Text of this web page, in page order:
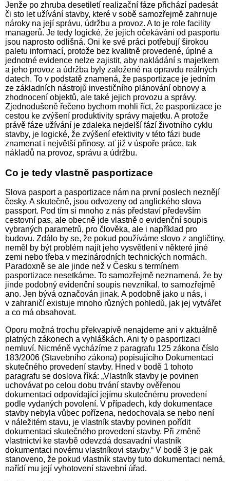
Jenže po zhruba desetiletí realizační fáze přichází padesát
či sto let užívání stavby, které v sobě samozřejmě zahrnuje
nároky na její správu, údržbu a provoz. A to je role facility
managerů. Je tedy logické, že jejich očekávání od pasportu
jsou naprosto odlišná. Oni ke své práci potřebují širokou
paletu informací, protože bez kvalitně provedené, úplné a
jednotné evidence nelze zajistit, aby nakládání s majetkem
a jeho provoz a údržba byly založené na opravdu reálných
datech. To v podstatě znamená, že pasportizace je jedním
ze základních nástrojů investičního plánování obnovy a
zhodnocení objektů, ale také jejich provozu a správy.
Zjednodušeně řečeno bychom mohli říct, že pasportizace je
cestou ke zvýšení produktivity správy majetku. A protože
právě fáze užívání je zdaleka nejdelší fází životního cyklu
stavby, je logické, že zvýšení efektivity v této fázi bude
znamenat i největší přínosy, ať již v úspoře práce, tak
nákladů na provoz, správu a údržbu.
Co je tedy vlastně pasportizace
Slova pasport a pasportizace nám na první poslech neznějí
česky. A skutečně, jsou odvozeny od anglického slova
passport. Pod tím si mnoho z nás představí především
cestovní pas, ale obecně jde vlastně o evidenční soupis
vybraných parametrů, pro člověka, ale i například pro
budovu. Zdálo by se, že pokud používáme slovo z angličtiny,
neměl by být problém najít jeho vysvětlení v některé jiné
zemi nebo třeba v mezinárodních technických normách.
Paradoxně se ale jinde než v Česku s termínem
pasportizace nesetkáme. To samozřejmě neznamená, že by
jinde podobný evidenční soupis nevznikal, to samozřejmě
ano. Jen bývá označován jinak. A podobně jako u nás, i
v zahraničí existuje mnoho různých pohledů, jak jej vytvářet
a co má obsahovat.
Oporu možná trochu překvapivě nenajdeme ani v aktuálně
platných zákonech a vyhláškách. Ani ty o pasportizaci
nemluví. Nicméně vycházíme z paragrafu 125 zákona číslo
183/2006 (Stavebního zákona) popisujícího Dokumentaci
skutečného provedení stavby. Hned v bodě 1 tohoto
paragrafu se doslova říká: „Vlastník stavby je povinen
uchovávat po celou dobu trvání stavby ověřenou
dokumentaci odpovídající jejímu skutečnému provedení
podle vydaných povolení. V případech, kdy dokumentace
stavby nebyla vůbec pořízena, nedochovala se nebo není
v náležitém stavu, je vlastník stavby povinen pořídit
dokumentaci skutečného provedení stavby. Při změně
vlastnictví ke stavbě odevzdá dosavadní vlastník
dokumentaci novému vlastníkovi stavby.“ V bodě 3 je pak
stanoveno, že pokud vlastník stavby tuto dokumentaci nemá,
nařídí mu její vyhotovení stavební úřad.